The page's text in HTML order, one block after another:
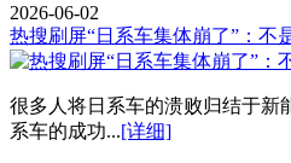
2026-06-02
热搜刷屏“日系车集体崩了”：不
很多人将日系车的溃败归结于新
系车的成功...[详细]